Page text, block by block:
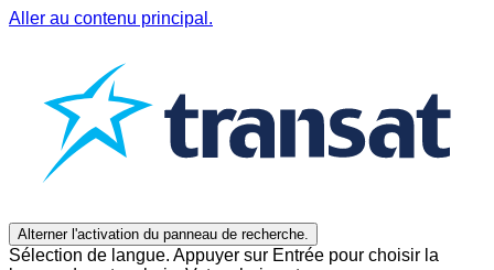
Aller au contenu principal.
Alterner l'activation du panneau de recherche.
Sélection de langue. Appuyer sur Entrée pour choisir la